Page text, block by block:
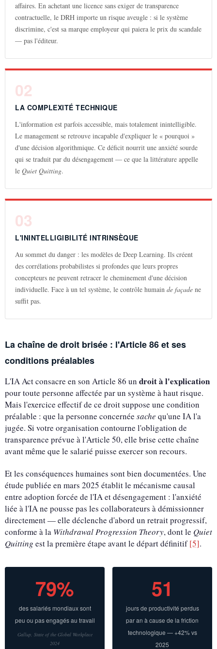
affaires. En achetant une licence sans exiger de transparence
contractuelle, le DRH importe un risque aveugle : si le système
discrimine, c'est sa marque employeur qui paiera le prix du scandale
— pas l'éditeur.
02
LA COMPLEXITÉ TECHNIQUE
L'information est parfois accessible, mais totalement inintelligible.
Le management se retrouve incapable d'expliquer le « pourquoi »
d'une décision algorithmique. Ce déficit nourrit une anxiété sourde
qui se traduit par du désengagement — ce que la littérature appelle
le Quiet Quitting.
03
L'ININTELLIGIBILITÉ INTRINSÈQUE
Au sommet du danger : les modèles de Deep Learning. Ils créent
des corrélations probabilistes si profondes que leurs propres
concepteurs ne peuvent retracer le cheminement d'une décision
individuelle. Face à un tel système, le contrôle humain de façade ne
suffit pas.
La chaîne de droit brisée : l'Article 86 et ses
conditions préalables
L'IA Act consacre en son Article 86 un droit à l'explication
pour toute personne affectée par un système à haut risque.
Mais l'exercice effectif de ce droit suppose une condition
préalable : que la personne concernée sache qu'une IA l'a
jugée. Si votre organisation contourne l'obligation de
transparence prévue à l'Article 50, elle brise cette chaîne
avant même que le salarié puisse exercer son recours.
Et les conséquences humaines sont bien documentées. Une
étude publiée en mars 2025 établit le mécanisme causal
entre adoption forcée de l'IA et désengagement : l'anxiété
liée à l'IA ne pousse pas les collaborateurs à démissionner
directement — elle déclenche d'abord un retrait progressif,
conforme à la Withdrawal Progression Theory, dont le Quiet
Quitting est la première étape avant le départ définitif[5].
79%
des salariés mondiaux sont
peu ou pas engagés au travail
Gallup, State of the Global Workplace
2024
51
jours de productivité perdus
par an à cause de la friction
technologique — +42% vs
2025